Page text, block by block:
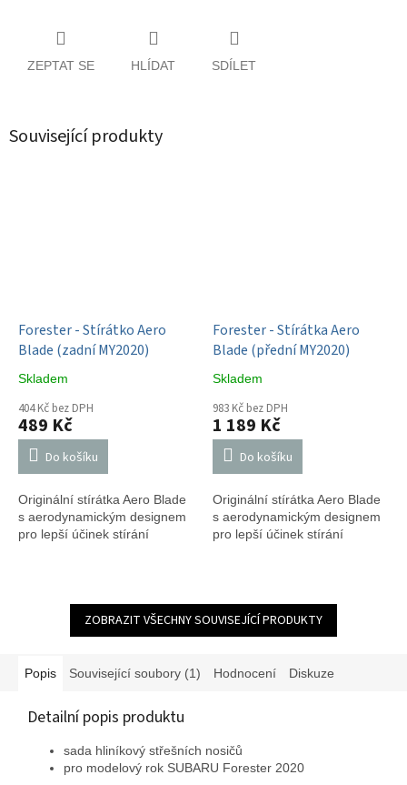
ZEPTAT SE HLÍDAT SDÍLET
Související produkty
Forester - Stírátko Aero
Blade (zadní MY2020)
Skladem
404 Kč bez DPH
489 Kč
Do košíku
Originální stírátka Aero Blade
s aerodynamickým designem
pro lepší účinek stírání
Forester - Stírátka Aero
Blade (přední MY2020)
Skladem
983 Kč bez DPH
1 189 Kč
Do košíku
Originální stírátka Aero Blade
s aerodynamickým designem
pro lepší účinek stírání
ZOBRAZIT VŠECHNY SOUVISEJÍCÍ PRODUKTY
Popis Související soubory (1) Hodnocení Diskuze
Detailní popis produktu
sada hliníkový střešních nosičů
pro modelový rok SUBARU Forester 2020